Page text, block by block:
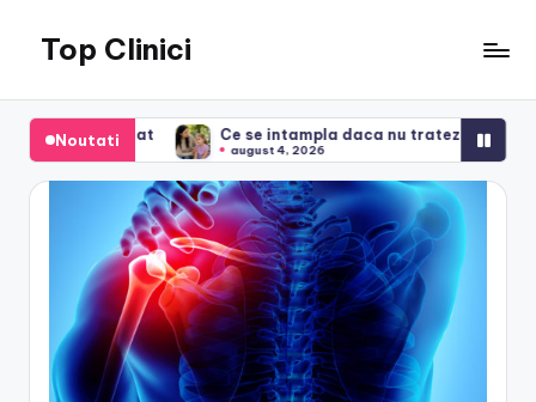
content
Top Clinici
Noutati
Ce se intampla daca nu tratezi polipii la copii: riscuri si
august 4, 2026